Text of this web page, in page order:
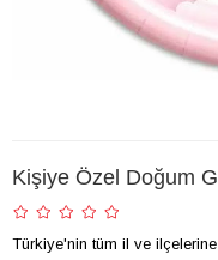
Kişiye Özel Doğum
Türkiye'nin tüm il ve